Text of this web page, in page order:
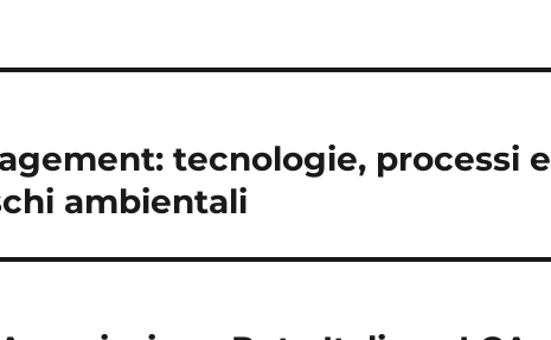
tecnologie, processi e
ambientali